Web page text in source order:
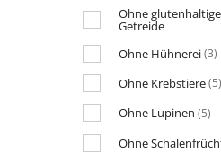
Ohne
Getreide
Ohne Hühnerei(3)
Ohne Krebstiere(5)
Ohne Lupinen (5)
Ohne